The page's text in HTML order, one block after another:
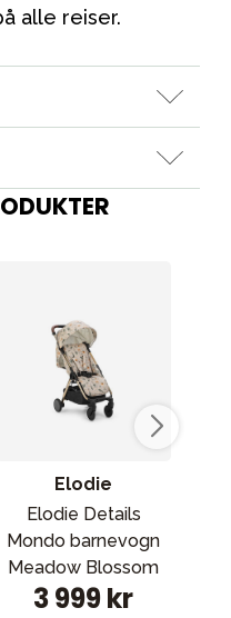
alle reiser.
Elodie
Elodie Details
Mondo barnevogn
Meadow Blossom
3 999 kr